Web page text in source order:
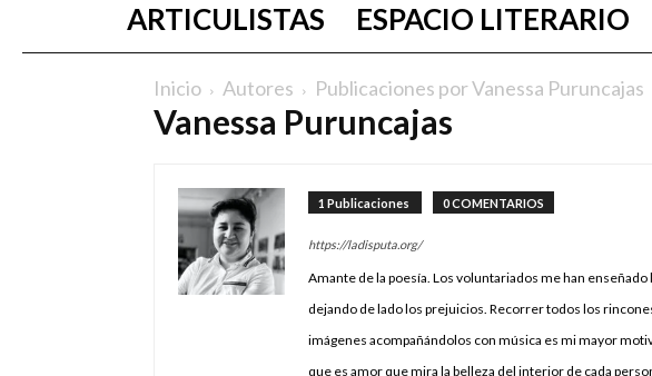
ARTICULISTAS
ESPACIO LITERARIO
Inicio Autores Publicaciones por Vanessa Puruncajas
Vanessa Puruncajas
1 Publicaciones 0 COMENTARIOS
https://ladisputa.org/
Amante de la poesía. Los voluntariados me han
dejando de lado los prejuicios. Recorrer todos los
imágenes acompañándolos con música es mi mayor
que es amor que mira la belleza del interior de cada